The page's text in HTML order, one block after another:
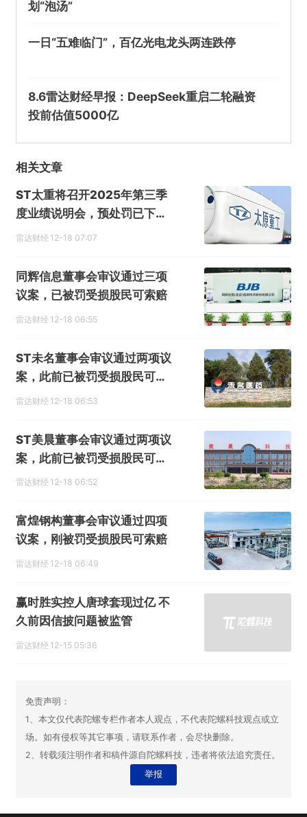
划“泡汤”
一日“五难临门”，百亿光电龙头两连跌停
8.6雷达财经早报：DeepSeek重启二轮融资
投前估值5000亿
相关文章
ST太重将召开2025年第三季
度业绩说明会，预处罚已下达
股民可索赔
雷达财经 12-18 07:07
同辉信息董事会审议通过三项
议案，已被罚受损股民可索赔
雷达财经 12-18 06:55
ST未名董事会审议通过两项议
案，此前已被罚受损股民可索
赔
雷达财经 12-18 06:53
ST美晨董事会审议通过两项议
案，此前已被罚受损股民可索
赔
雷达财经 12-18 06:52
富煌钢构董事会审议通过四项
议案，刚被罚受损股民可索赔
雷达财经 12-18 06:49
赢时胜实控人唐球套现过亿 不
久前因信披问题被监管
雷达财经 12-15 05:36
免责声明：
1、本文仅代表陀螺专栏作者本人观点，不代表陀螺科技观点或立
场。如有侵权等其它事项，请联系作者，会尽快删除。
2、转载须注明作者和稿件源自陀螺科技，违者将依法追究责任。
举报